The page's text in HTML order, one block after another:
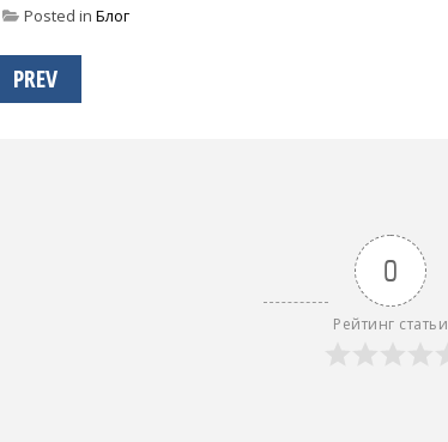
Posted in Блог
PREV
0
Рейтинг статьи